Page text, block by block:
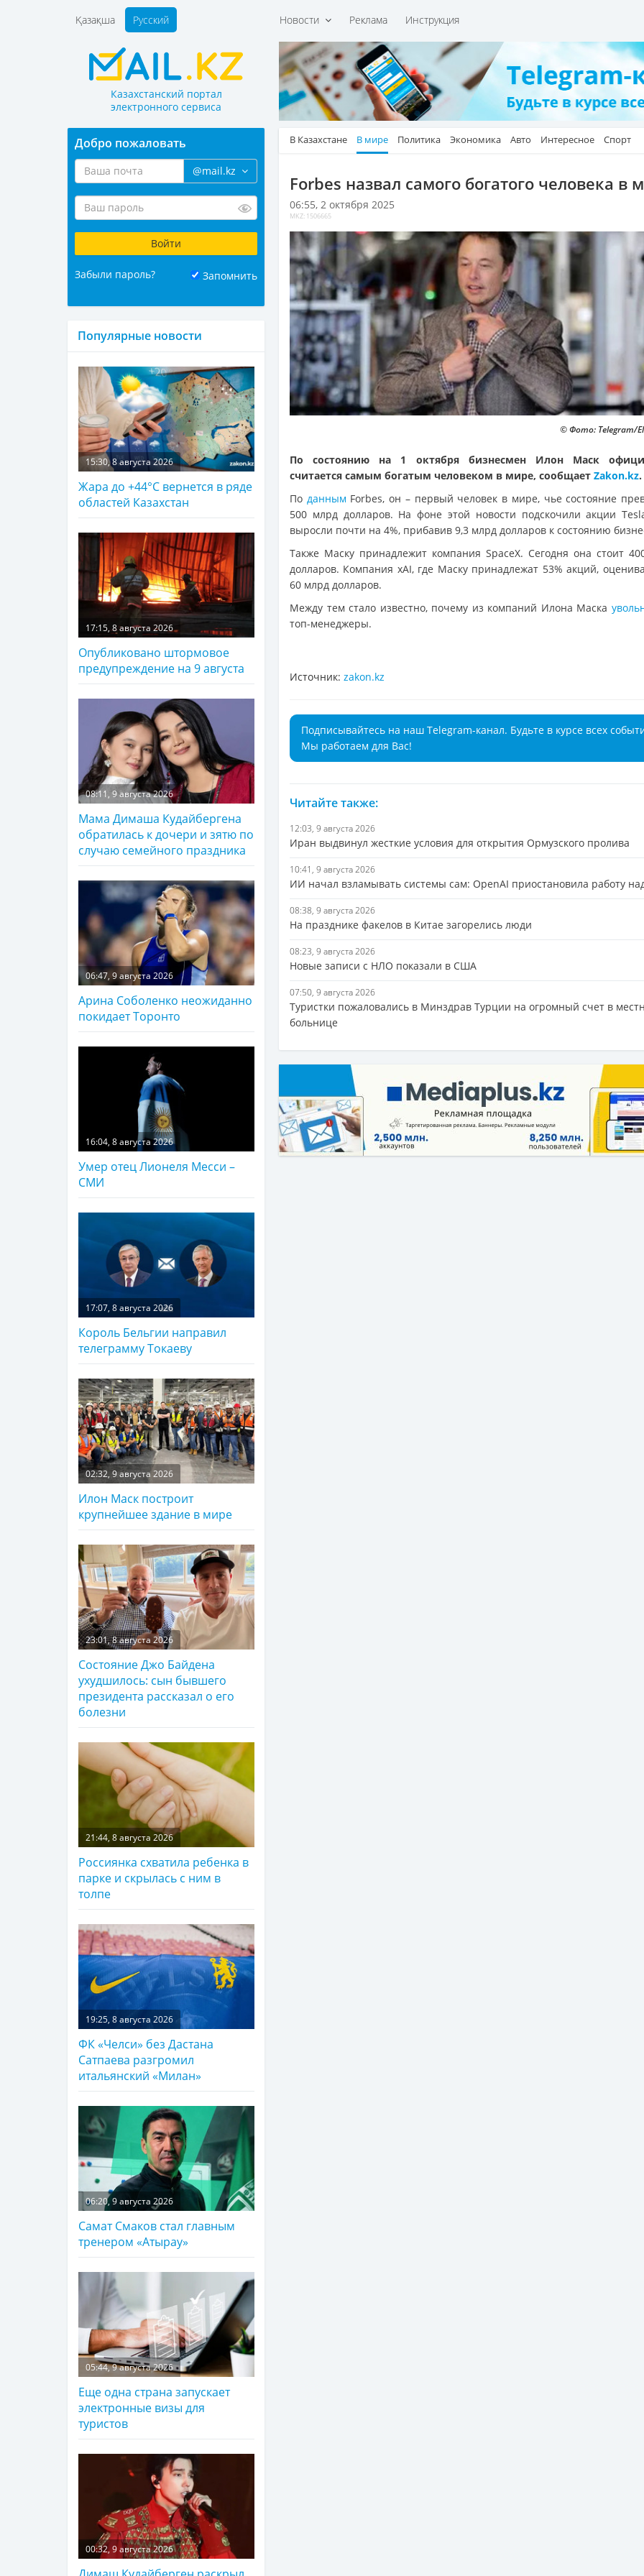
Новости Реклама Инструкция
Қазақша Русский
Казахстанский портал
электронного сервиса
В Казахстане В мире Политика Экономика Авто Интересное Спорт
Forbes назвал самого богатого человека в
06:55, 2 октября 2025
MKZ: 1506665
© Фото: Telegram/
По состоянию на 1 октября бизнесмен Илон Маск
считается самым богатым человеком в мире, сообщает Zakon.kz.
По данным Forbes, он – первый человек в мире, чье состояние
500 млрд долларов. На фоне этой новости подскочили акции
выросли почти на 4%, прибавив 9,3 млрд долларов к состоянию
Также Маску принадлежит компания SpaceX. Сегодня она стоит
долларов. Компания xAI, где Маску принадлежат 53% акций,
60 млрд долларов.
Между тем стало известно, почему из компаний Илона Маска
топ-менеджеры.
Источник: zakon.kz
Подписывайтесь на наш Telegram-канал. Будьте в курсе всех
Мы работаем для Вас!
Читайте также:
12:03, 9 августа 2026
Иран выдвинул жесткие условия для открытия Ормузского пролива
10:41, 9 августа 2026
ИИ начал взламывать системы сам: OpenAI приостановила работу
08:38, 9 августа 2026
На празднике факелов в Китае загорелись люди
08:23, 9 августа 2026
Новые записи с НЛО показали в США
07:50, 9 августа 2026
Туристки пожаловались в Минздрав Турции на огромный счет в
больнице
Добро пожаловать
@mail.kz
Забыли пароль? Запомнить
Популярные новости
15:30, 8 августа 2026
Жара до +44°С вернется в ряде
областей Казахстан
17:15, 8 августа 2026
Опубликовано штормовое
предупреждение на 9 августа
08:11, 9 августа 2026
Мама Димаша Кудайбергена
обратилась к дочери и зятю по
случаю семейного праздника
06:47, 9 августа 2026
Арина Соболенко неожиданно
покидает Торонто
16:04, 8 августа 2026
Умер отец Лионеля Месси –
СМИ
17:07, 8 августа 2026
Король Бельгии направил
телеграмму Токаеву
02:32, 9 августа 2026
Илон Маск построит
крупнейшее здание в мире
23:01, 8 августа 2026
Состояние Джо Байдена
ухудшилось: сын бывшего
президента рассказал о его
болезни
21:44, 8 августа 2026
Россиянка схватила ребенка в
парке и скрылась с ним в
толпе
19:25, 8 августа 2026
ФК «Челси» без Дастана
Сатпаева разгромил
итальянский «Милан»
06:20, 9 августа 2026
Самат Смаков стал главным
тренером «Атырау»
05:44, 9 августа 2026
Еще одна страна запускает
электронные визы для
туристов
00:32, 9 августа 2026